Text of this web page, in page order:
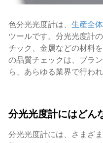
色分光光度計は、 生産全
ツールです。分光光度計
チック、金属などの材料
の品質チェックは、ブラ
ら、あらゆる業界で行われ
分光光度計にはどん
分光光度計には、さまざ